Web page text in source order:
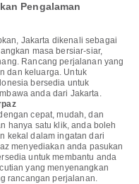
Pengalaman
Jakarta dikenali sebagai
masa bersiar-siar,
Rancang perjalanan yang
dan keluarga. Untuk
bersedia untuk
anda dari Jakarta.
cepat, mudah, dan
hanya satu klik, anda boleh
kekal dalam ingatan dari
menyediakan anda pasukan
untuk membantu anda
yang menyenangkan
rancangan perjalanan.